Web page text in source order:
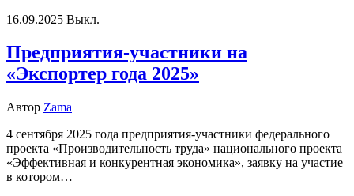
16.09.2025 Выкл.
Предприятия-участники на
«Экспортер года 2025»
Автор Zama
4 сентября 2025 года предприятия-участники федерального
проекта «Производительность труда» национального проекта
«Эффективная и конкурентная экономика», заявку на участие
в котором…